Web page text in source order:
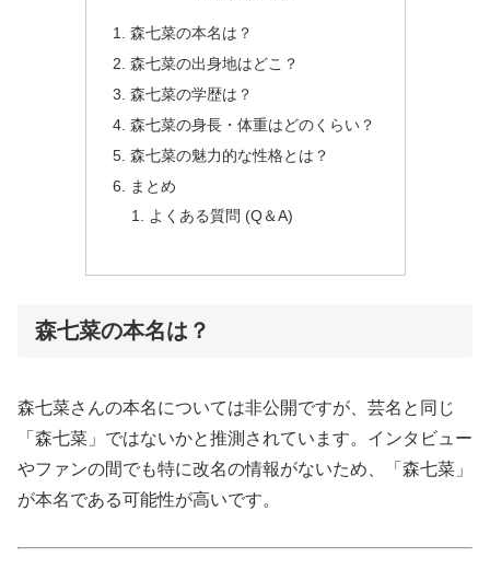
森七菜の本名は？
森七菜の出身地はどこ？
森七菜の学歴は？
森七菜の身長・体重はどのくらい？
森七菜の魅力的な性格とは？
まとめ
よくある質問 (Q＆A)
森七菜の本名は？
森七菜さんの本名については非公開ですが、芸名と同じ
「森七菜」ではないかと推測されています。インタビュー
やファンの間でも特に改名の情報がないため、「森七菜」
が本名である可能性が高いです。